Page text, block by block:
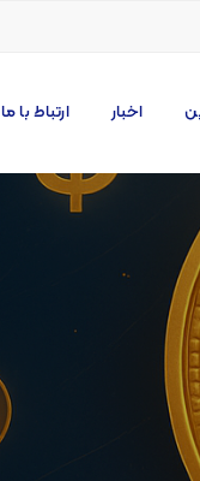
اخبار ارتباط با ما